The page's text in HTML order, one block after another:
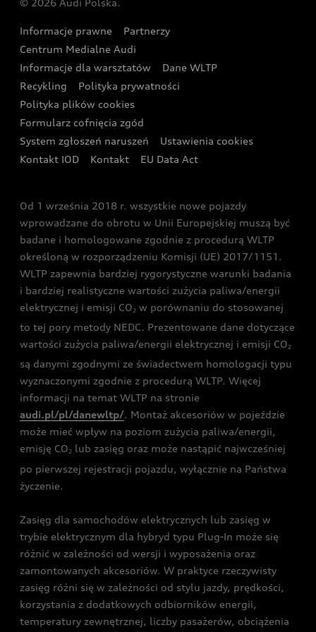
Wyszukaj najbliższego Partnera Audi
Oferta dla przedsiębiorców
Oferta dla klientów prywatnych
Kalkulator rat
Ubezpieczenie
Audi exclusive
Zasięg
Gwarancja
Akcje serwisowe Audi
Katalog online akcesoriów
Audi i Muzeum Sztuki Nowoczesnej w Warszawie
Audi driving experience
Audi quattro Cup
Audi i Puchar Świata w Skokach Narciarskich w
Zakopanem
© 2026 Audi Polska.
Informacje prawne
Partnerzy
Centrum Medialne Audi
Informacje dla warsztatów
Dane WLTP
Recykling
Polityka prywatności
Polityka plików cookies
Formularz cofnięcia zgód
System zgłoszeń naruszeń
Ustawienia cookies
Kontakt IOD
Kontakt EU Data Act
Od 1 września 2018 r. wszystkie nowe pojazdy
wprowadzane do obrotu w Unii Europejskiej muszą być
badane i homologowane zgodnie z procedurą WLTP
określoną w rozporządzeniu Komisji (UE) 2017/1151.
WLTP zapewnia bardziej rygorystyczne warunki badania
i bardziej realistyczne wartości zużycia paliwa/energii
elektrycznej i emisji CO2 w porównaniu do stosowanej
to tej pory metody NEDC. Prezentowane dane dotyczące
wartości zużycia paliwa/energii elektrycznej i emisji CO2
są danymi zgodnymi ze świadectwem homologacji typu
wyznaczonymi zgodnie z procedurą WLTP. Więcej
informacji na temat WLTP na stronie
audi.pl/pl/danewltp/. Montaż akcesoriów w pojeździe
może mieć wpływ na poziom zużycia paliwa/energii,
emisję CO2 lub zasięg oraz może nastąpić najwcześniej
po pierwszej rejestracji pojazdu, wyłącznie na Państwa
życzenie.
Zasięg dla samochodów elektrycznych lub zasięg w
trybie elektrycznym dla hybryd typu Plug-In może się
różnić w zależności od wersji i wyposażenia oraz
zamontowanych akcesoriów. W praktyce rzeczywisty
zasięg różni się w zależności od stylu jazdy, prędkości,
korzystania z dodatkowych odbiorników energii,
temperatury zewnętrznej, liczby pasażerów, obciążenia